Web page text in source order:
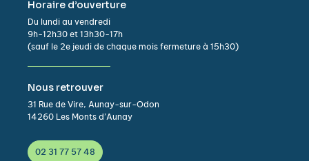
Horaire d’ouverture
Du lundi au vendredi
9h-12h30 et 13h30-17h
(sauf le 2e jeudi de chaque mois fermeture à 15h30)
Nous retrouver
31 Rue de Vire, Aunay-sur-Odon
14260 Les Monts d’Aunay
02 31 77 57 48